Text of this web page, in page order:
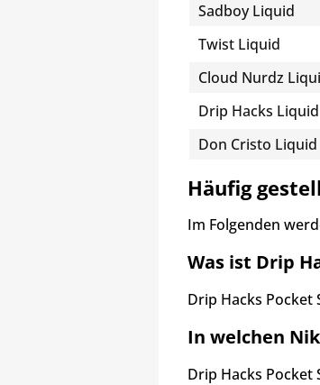
Sadboy Liquid
Twist Liquid
Cloud Nurdz
Drip Hacks Liquid
Don Cristo Liquid
Häufig
Im Folgenden
Was ist Drip
Drip Hacks Pocket
In welchen
Drip Hacks